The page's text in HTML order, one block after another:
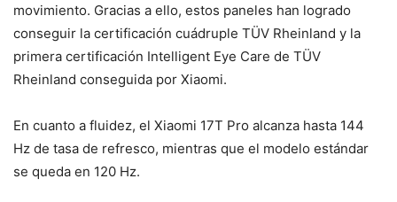
movimiento. Gracias a ello, estos paneles han logrado
conseguir la certificación cuádruple TÜV Rheinland y la
primera certificación Intelligent Eye Care de TÜV
Rheinland conseguida por Xiaomi.
En cuanto a fluidez, el Xiaomi 17T Pro alcanza hasta 144
Hz de tasa de refresco, mientras que el modelo estándar
se queda en 120 Hz.